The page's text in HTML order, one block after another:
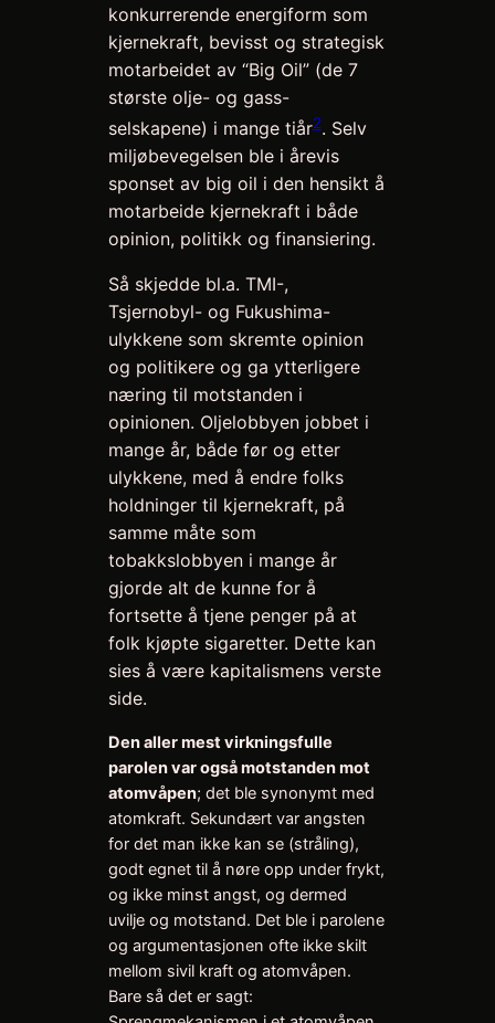
konkurrerende energiform som
kjernekraft, bevisst og strategisk
motarbeidet av “Big Oil” (de 7
største olje- og gass-
selskapene) i mange tiår2. Selv
miljøbevegelsen ble i årevis
sponset av big oil i den hensikt å
motarbeide kjernekraft i både
opinion, politikk og finansiering.
Så skjedde bl.a. TMI-,
Tsjernobyl- og Fukushima-
ulykkene som skremte opinion
og politikere og ga ytterligere
næring til motstanden i
opinionen. Oljelobbyen jobbet i
mange år, både før og etter
ulykkene, med å endre folks
holdninger til kjernekraft, på
samme måte som
tobakkslobbyen i mange år
gjorde alt de kunne for å
fortsette å tjene penger på at
folk kjøpte sigaretter. Dette kan
sies å være kapitalismens verste
side.
Den aller mest virkningsfulle
parolen var også motstanden mot
atomvåpen; det ble synonymt med
atomkraft. Sekundært var angsten
for det man ikke kan se (stråling),
godt egnet til å nøre opp under frykt,
og ikke minst angst, og dermed
uvilje og motstand. Det ble i parolene
og argumentasjonen ofte ikke skilt
mellom sivil kraft og atomvåpen.
Bare så det er sagt: